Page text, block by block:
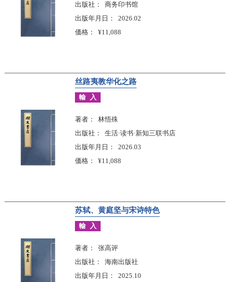
出版社
商务印书馆
出版年月日
2026.02
価格
¥11,088
丝路夷教华化之路
輸入
著者
林悟殊
出版社
生活·读书·新知三联书店
出版年月日
2026.03
価格
¥11,088
苏轼、黄庭坚与宋诗特色
輸入
著者
张高评
出版社
海南出版社
出版年月日
2025.10